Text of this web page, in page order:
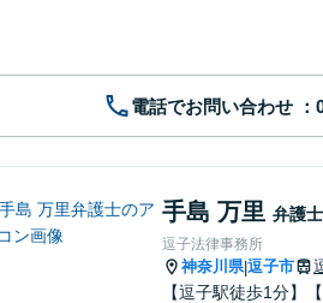
電話でお問い合わせ
手島 万里 弁護士
逗子法律事務所
神奈川県|逗子市
【逗子駅徒歩1分】